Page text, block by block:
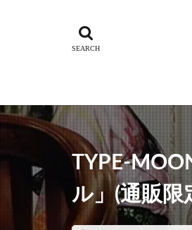
TYPE-
ル」(通販